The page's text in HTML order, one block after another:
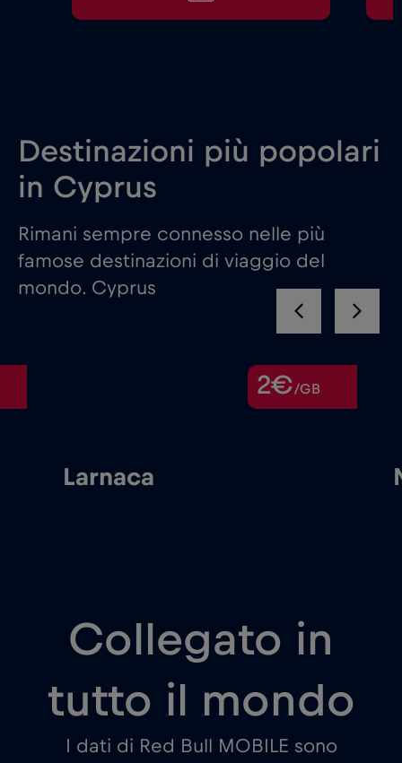
Destinazioni più popolari
in Cyprus
Rimani sempre connesso nelle più
famose destinazioni di viaggio del
mondo. Cyprus
2€/GB
Larnaca
Collegato in
tutto il mondo
I dati di Red Bull MOBILE sono